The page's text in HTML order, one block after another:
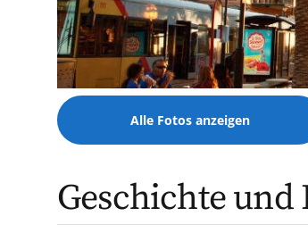
Alle Fotos anzeigen
Geschichte